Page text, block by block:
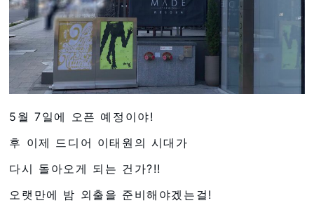
5월 7일에 오픈 예정이야!
후 이제 드디어 이태원의 시대가
다시 돌아오게 되는 건가?!!
오랫만에 밤 외출을 준비해야겠는걸!